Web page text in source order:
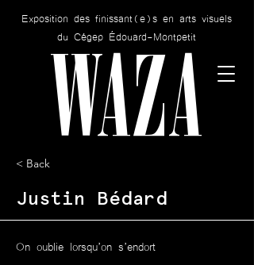
Exposition des finissant(e)s en arts visuels
du Cégep Édouard-Montpetit
WAZA
< Back
Justin Bédard
On oublie lorsqu’on s’endort